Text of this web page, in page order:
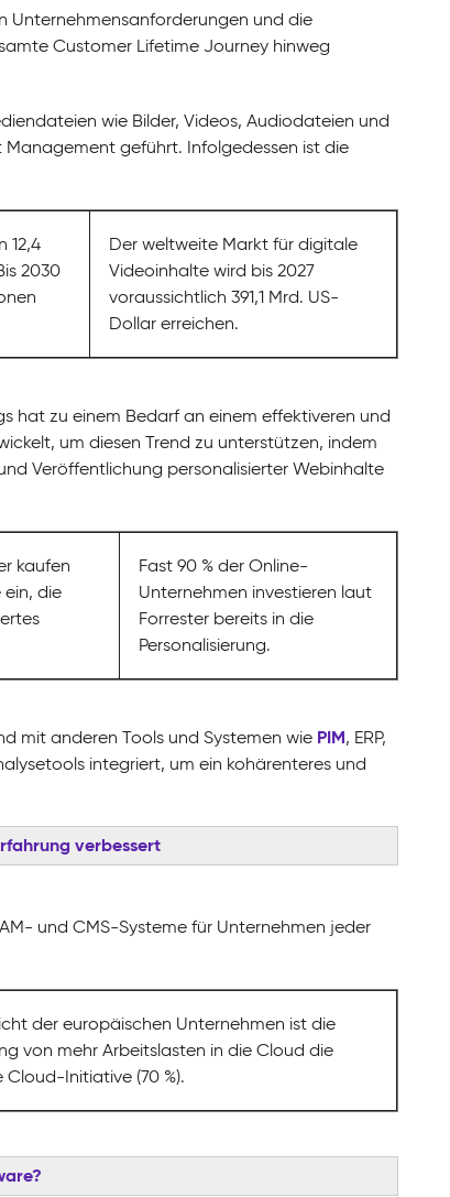
Unternehmensanforderungen und die
Customer Lifetime Journey hinweg
wie Bilder, Videos, Audiodateien und
geführt. Infolgedessen ist die
12,4
2030
Der weltweite Markt für digitale
Videoinhalte wird bis 2027
voraussichtlich 391,1 Mrd. US-
Dollar erreichen.
hat zu einem Bedarf an einem effektiveren und
um diesen Trend zu unterstützen, indem
Veröffentlichung personalisierter Webinhalte
kaufen
ein, die
Fast 90 % der Online-
Unternehmen investieren laut
Forrester bereits in die
Personalisierung.
mit anderen Tools und Systemen wie PIM, ERP,
integriert, um ein kohärenteres und
verbessert
und CMS-Systeme für Unternehmen jeder
der europäischen Unternehmen ist die
von mehr Arbeitslasten in die Cloud die
Initiative (70 %).